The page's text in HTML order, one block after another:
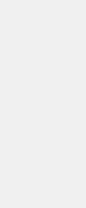
van alles op het
heeft een
voor verrassingen,
in alle
afgestemd